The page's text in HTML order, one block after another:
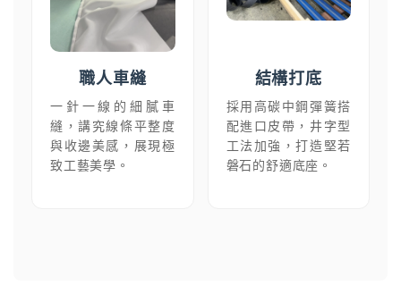
職人車縫
一針一線的細膩車
縫，講究線條平整度
與收邊美感，展現極
致工藝美學。
結構打底
採用高碳中鋼彈簧搭
配進口皮帶，井字型
工法加強，打造堅若
磐石的舒適底座。